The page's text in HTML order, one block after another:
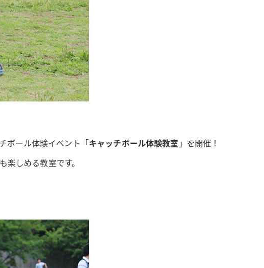
ボール体験イベント「キャッチボール体験教室 」を開催！
しめる教室です。